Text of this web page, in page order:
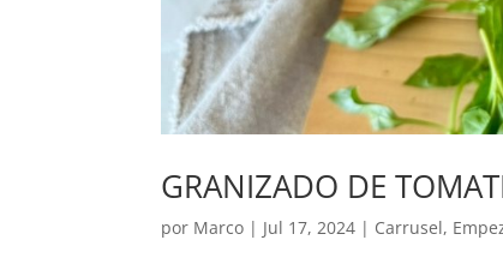
GRANIZADO DE
por Marco | Jul 17, 2024 | Carrusel,